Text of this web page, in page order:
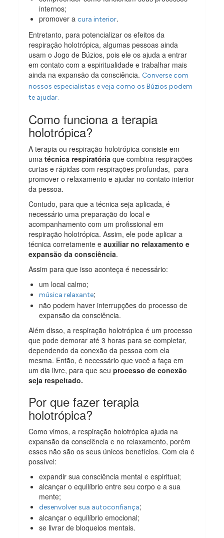
internos;
promover acura interior.
Entretanto, para potencializar os efeitos da
respiração holotrópica, algumas pessoas ainda
usam o Jogo de Búzios, pois ele os ajuda a entrar
em contato com a espiritualidade e trabalhar mais
ainda na expansão da consciência. Converse com
nossos especialistas e veja como os Búzios podem
te ajudar.
Como funciona a terapia
holotrópica?
A terapia ou respiração holotrópica consiste em
umatécnica respiratória que combina respirações
curtas e rápidas com respirações profundas, para
promover o relaxamento e ajudar no contato interior
da pessoa.
Contudo, para que a técnica seja aplicada, é
necessário uma preparação do local e
acompanhamento com um profissional em
respiração holotrópica. Assim, ele pode aplicar a
técnica corretamente e auxiliar no relaxamento e
expansão da consciência.
Assim para que isso aconteça é necessário:
um local calmo;
música relaxante;
não podem haver interrupções do processo de
expansão da consciência.
Além disso, a respiração holotrópica é um processo
que pode demorar até 3 horas para se completar,
dependendo da conexão da pessoa com ela
mesma. Então, é necessário que você a faça em
um dia livre, para que seu processo de conexão
seja respeitado.
Por que fazer terapia
holotrópica?
Como vimos, a respiração holotrópica ajuda na
expansão da consciência e no relaxamento, porém
esses não são os seus únicos benefícios. Com ela é
possível:
expandir sua consciência mental e espiritual;
alcançar o equilíbrio entre seu corpo e a sua
mente;
desenvolver sua autoconfiança;
alcançar o equilíbrio emocional;
se livrar de bloqueios mentais.